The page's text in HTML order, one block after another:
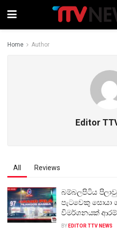
Home Author
Editor
All Reviews
බම්බලපිටිය
පැටවෙකු සොයා
විමර්ශනයක්
BY EDITOR TTV NEWS